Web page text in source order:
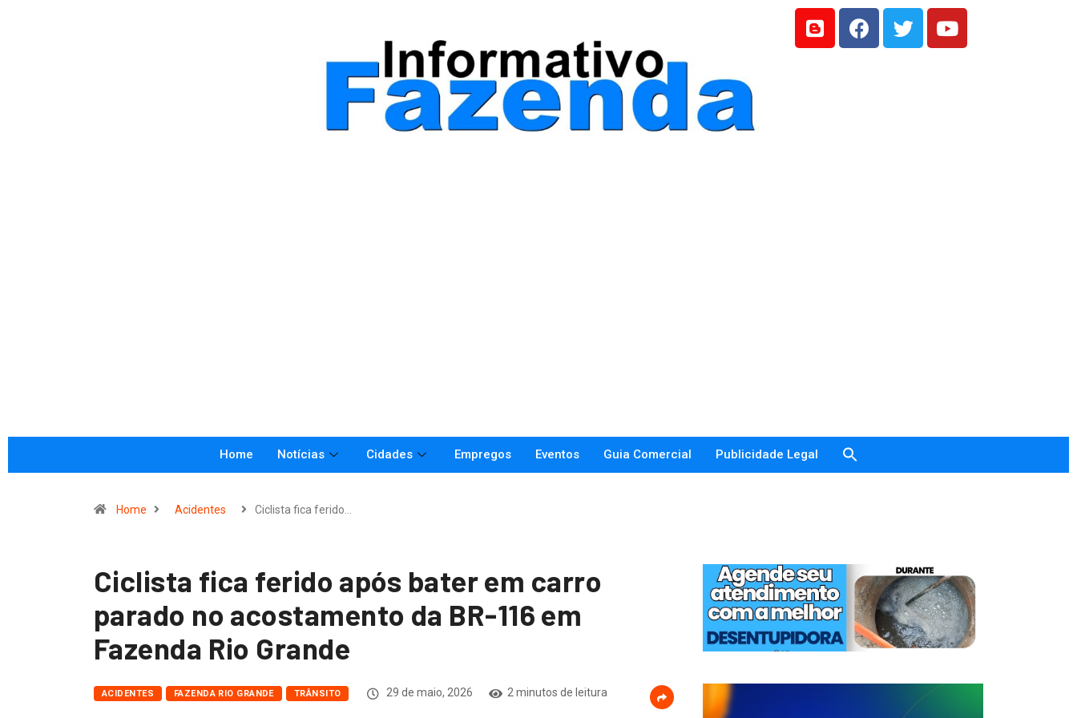
Home Notícias Cidades Empregos Eventos Guia Comercial Publicidade Legal
Home Acidentes Ciclista fica ferido…
Ciclista fica ferido após bater em carro
parado no acostamento da BR-116 em
Fazenda Rio Grande
ACIDENTES FAZENDA RIO GRANDE TRÂNSITO 29 de maio, 2026 2 minutos de leitura